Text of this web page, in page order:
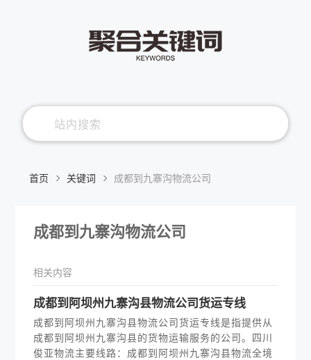
首页 关键词 成都到九寨沟物流公司
成都到九寨沟物流公司
相关内容
​成都到阿坝州九寨沟县物流公司货运专线
成都到阿坝州九寨沟县物流公司货运专线是指提供从
成都到阿坝州九寨沟县的货物运输服务的公司。四川
俊亚物流主要线路：成都到阿坝州九寨沟县物流全境